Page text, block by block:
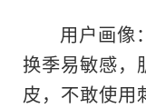
用户画像
换季易敏感，
皮，不敢使用